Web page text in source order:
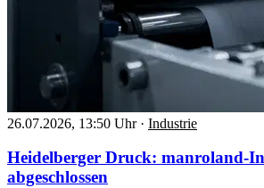
26.07.2026, 13:50 Uhr · Industrie
Heidelberger Druck: manroland-
abgeschlossen